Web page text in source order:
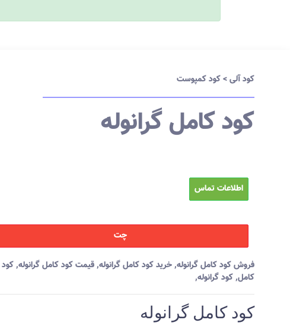
کود آلی>کود کمپوست
کود کامل گرانوله
اطلاعات تماس
چت
فروش کود کامل گرانوله,خرید کود کامل گرانوله,قیمت کود کامل گرانوله,کود
کامل,کود گرانوله,
کود کامل گرانوله